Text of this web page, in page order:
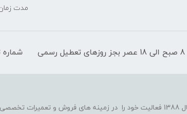
مدت
فروشگاه دنیای ابزار مالمیر از سال 1388 فعالیت خود را در زمینه های فروش و تعمیرات